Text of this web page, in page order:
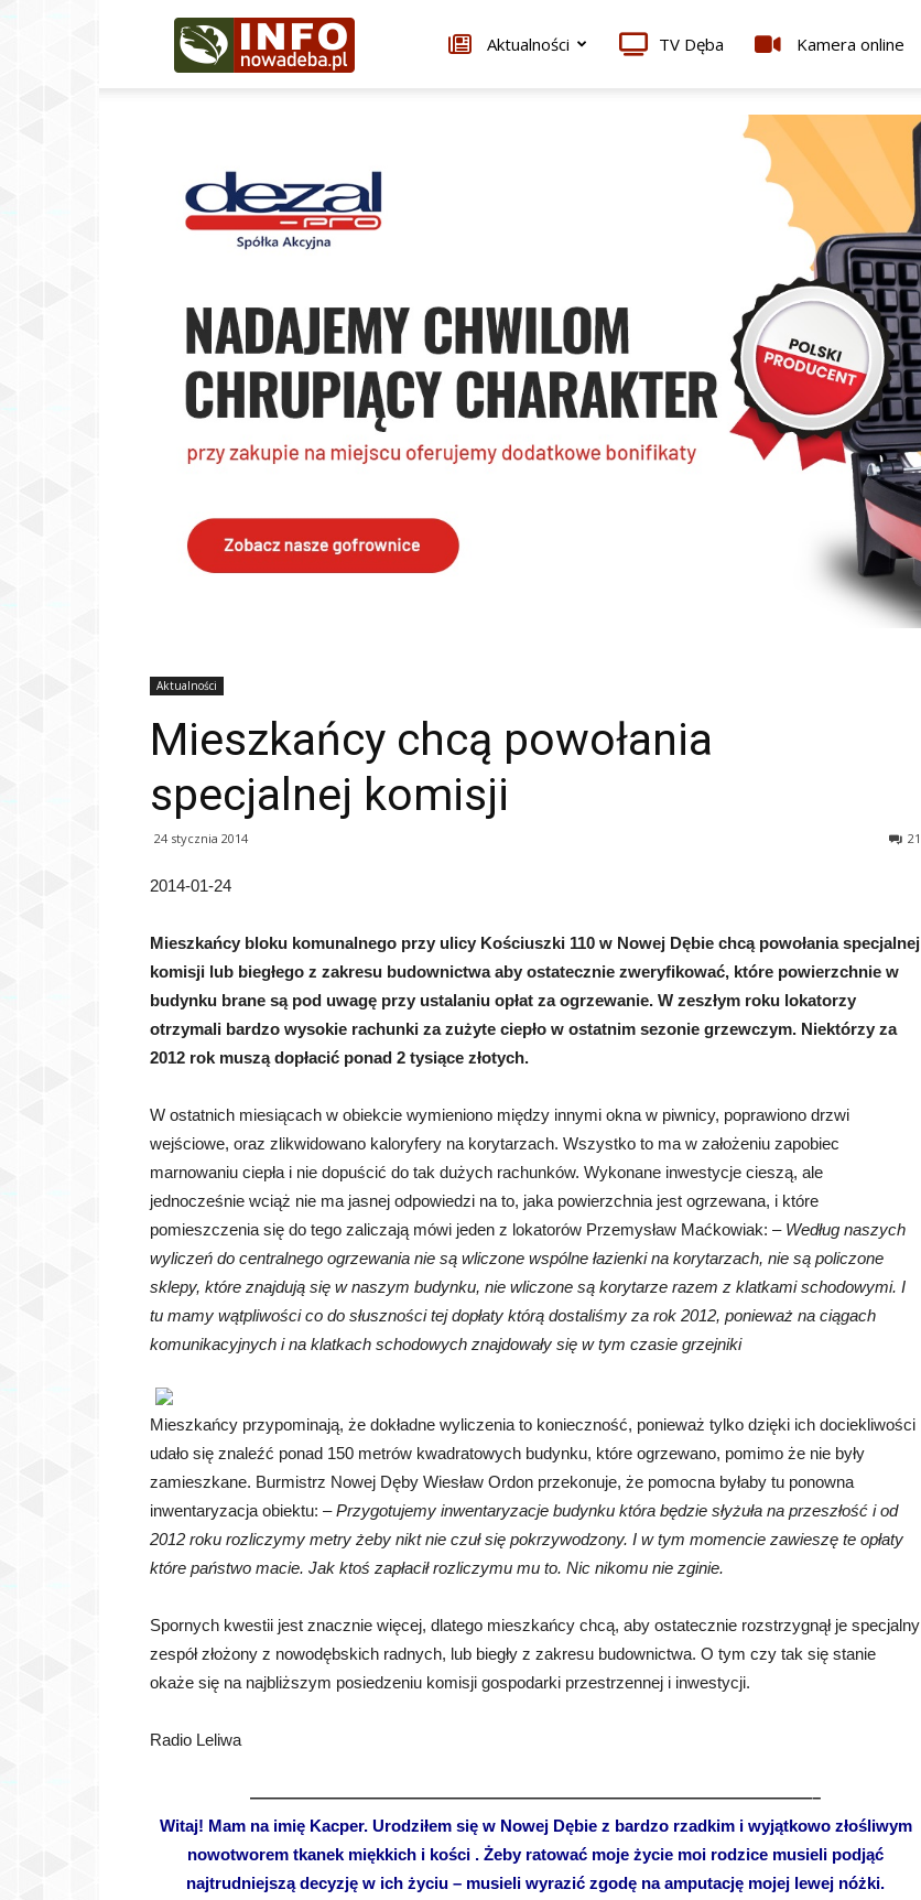
Infonowadeba.pl Aktualności TV Dęba Kamera online
Aktualności
Mieszkańcy chcą powołania
specjalnej komisji
24 stycznia 2014 21
2014-01-24
Mieszkańcy bloku komunalnego przy ulicy Kościuszki 110 w Nowej Dębie chcą powołania specjalnej
komisji lub biegłego z zakresu budownictwa aby ostatecznie zweryfikować, które powierzchnie w
budynku brane są pod uwagę przy ustalaniu opłat za ogrzewanie. W zeszłym roku lokatorzy
otrzymali bardzo wysokie rachunki za zużyte ciepło w ostatnim sezonie grzewczym. Niektórzy za
2012 rok muszą dopłacić ponad 2 tysiące złotych.
W ostatnich miesiącach w obiekcie wymieniono między innymi okna w piwnicy, poprawiono drzwi
wejściowe, oraz zlikwidowano kaloryfery na korytarzach. Wszystko to ma w założeniu zapobiec
marnowaniu ciepła i nie dopuścić do tak dużych rachunków. Wykonane inwestycje cieszą, ale
jednocześnie wciąż nie ma jasnej odpowiedzi na to, jaka powierzchnia jest ogrzewana, i które
pomieszczenia się do tego zaliczają mówi jeden z lokatorów Przemysław Maćkowiak: – Według naszych
wyliczeń do centralnego ogrzewania nie są wliczone wspólne łazienki na korytarzach, nie są policzone
sklepy, które znajdują się w naszym budynku, nie wliczone są korytarze razem z klatkami schodowymi. I
tu mamy wątpliwości co do słuszności tej dopłaty którą dostaliśmy za rok 2012, ponieważ na ciągach
komunikacyjnych i na klatkach schodowych znajdowały się w tym czasie grzejniki
Mieszkańcy przypominają, że dokładne wyliczenia to konieczność, ponieważ tylko dzięki ich dociekliwości
udało się znaleźć ponad 150 metrów kwadratowych budynku, które ogrzewano, pomimo że nie były
zamieszkane. Burmistrz Nowej Dęby Wiesław Ordon przekonuje, że pomocna byłaby tu ponowna
inwentaryzacja obiektu: –Przygotujemy inwentaryzacje budynku która będzie słyżuła na przeszłość i od
2012 roku rozliczymy metry żeby nikt nie czuł się pokrzywodzony. I w tym momencie zawieszę te opłaty
które państwo macie. Jak ktoś zapłacił rozliczymu mu to. Nic nikomu nie zginie.
Spornych kwestii jest znacznie więcej, dlatego mieszkańcy chcą, aby ostatecznie rozstrzygnął je specjalny
zespół złożony z nowodębskich radnych, lub biegły z zakresu budownictwa. O tym czy tak się stanie
okaże się na najbliższym posiedzeniu komisji gospodarki przestrzennej i inwestycji.
Radio Leliwa
——————————————————————————————————–
Witaj! Mam na imię Kacper. Urodziłem się w Nowej Dębie z bardzo rzadkim i wyjątkowo złośliwym
nowotworem tkanek miękkich i kości . Żeby ratować moje życie moi rodzice musieli podjąć
najtrudniejszą decyzję w ich życiu – musieli wyrazić zgodę na amputację mojej lewej nóżki.